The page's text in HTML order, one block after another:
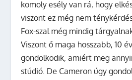
komoly esély van rá, hogy
viszont ez még nem
Fox-szal még mindig
Viszont ő maga hosszabb, 10
gondolkodik, amiért meg
stúdió. De Cameron úgy